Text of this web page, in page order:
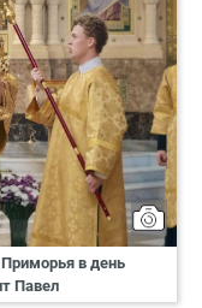
в день
Павел